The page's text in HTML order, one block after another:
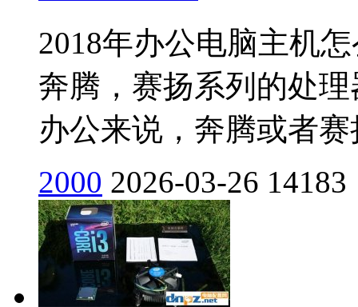
2018年办公电脑主机
奔腾，赛扬系列的处
办公来说，奔腾或者
2000 2026-03-26 14183